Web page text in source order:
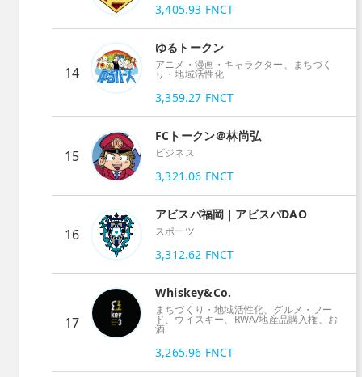
3,405.93 FNCT
14
ゆるトークン
アニメ・漫画・キャラクター、まちづく
り・地域活性化
3,359.27 FNCT
15
FCトークン＠林尚弘
ビジネス
3,321.06 FNCT
16
アビスパ福岡｜アビスパDAO
スポーツ
3,312.62 FNCT
17
Whiskey&Co.
まちづくり・地域活性化、グルメ・フー
ド、ウイスキー、RWA/地産品購入権、お
酒
3,265.96 FNCT